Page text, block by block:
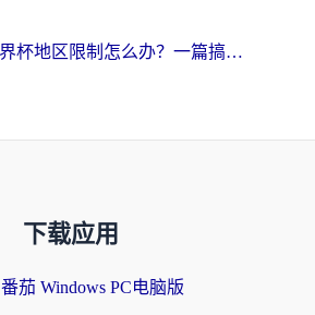
海外看世界杯地区限制怎么办？一篇搞定咪咕视频播放+国内资源无缝访问指南
下载应用
番茄 Windows PC电脑版